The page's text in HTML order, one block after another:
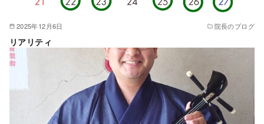
2025年12月6日 院長のブログ
リアリティ